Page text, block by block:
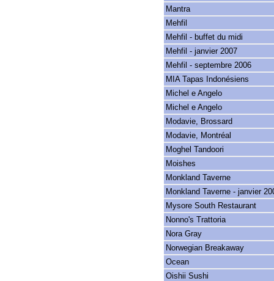
Mantra
Mehfil
Mehfil - buffet du midi
Mehfil - janvier 2007
Mehfil - septembre 2006
MIA Tapas Indonésiens
Michel e Angelo
Michel e Angelo
Modavie, Brossard
Modavie, Montréal
Moghel Tandoori
Moishes
Monkland Taverne
Monkland Taverne - janvier
Mysore South Restaurant
Nonno's Trattoria
Nora Gray
Norwegian Breakaway
Ocean
Oishii Sushi